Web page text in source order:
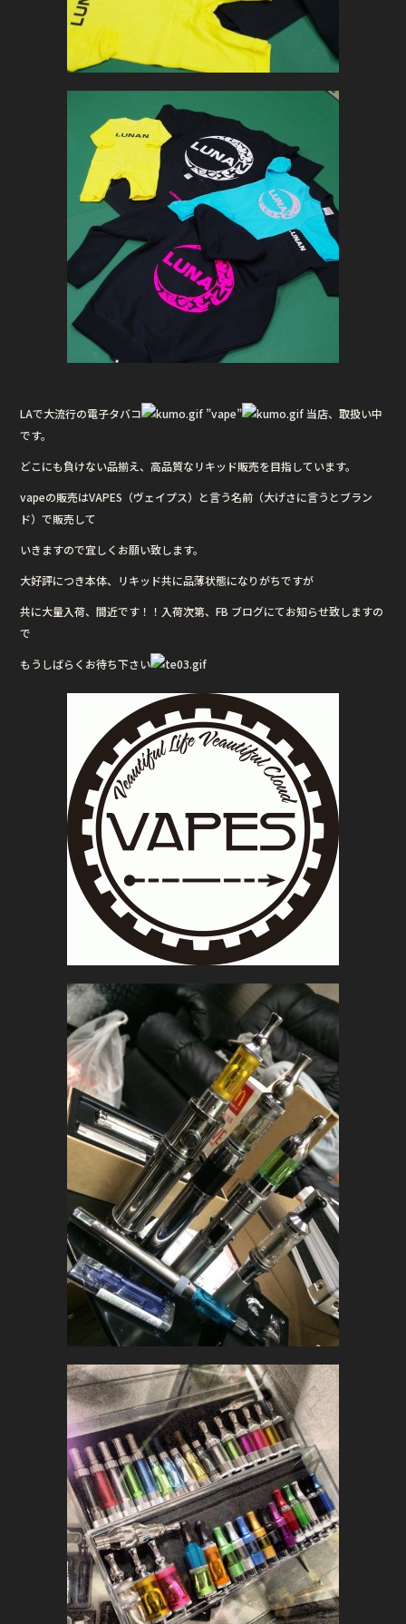
LAで大流行の電子タバコ ”vape”
当店、取扱い中
です。
どこにも負けない品揃え、高品質なリキッド販売を目指しています。
vapeの販売はVAPES（ヴェイプス）と言う名前（大げさに言うとブラン
ド）で販売して
いきますので宜しくお願い致します。
大好評につき本体、リキッド共に品薄状態になりがちですが
共に大量入荷、間近です！！入荷次第、FB ブログにてお知らせ致しますの
で
もうしばらくお待ち下さい